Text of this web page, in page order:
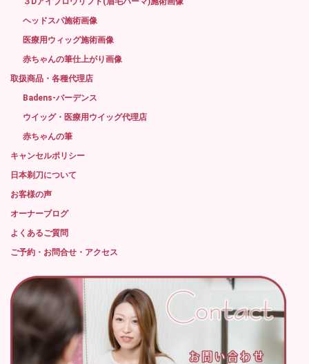
ヘッドスパ施術画像
医療用ウィッグ施術画像
赤ちゃんの筆仕上がり画像
取扱商品・各種代理店
Badens-バーデンス
ウイッグ・医療用ウイッグ代理店
赤ちゃんの筆
キャンセルポリシー
日本剃刀について
お客様の声
オーナーブログ
よくあるご質問
ご予約・お問合せ・アクセス